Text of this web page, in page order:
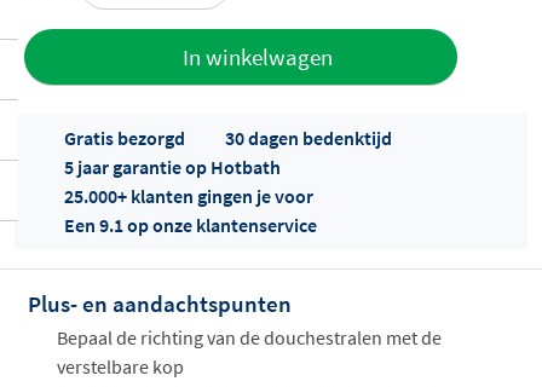
In winkelwagen
Offertes
ophalen...
Gratis bezorgd
30 dagen bedenktijd
5 jaar garantie op Hotbath
25.000+ klanten gingen je voor
Een 9.1 op onze klantenservice
Plus- en aandachtspunten
Bepaal de richting van de douchestralen met de
verstelbare kop